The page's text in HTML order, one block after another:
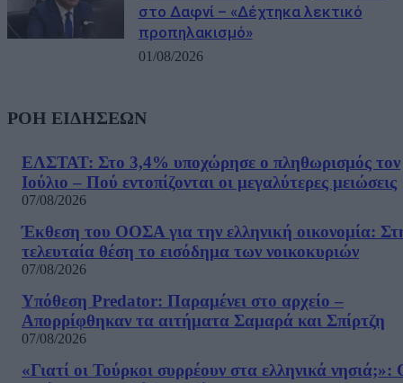
στο Δαφνί – «Δέχτηκα λεκτικό
προπηλακισμό»
01/08/2026
ΡΟΗ ΕΙΔΗΣΕΩΝ
ΕΛΣΤΑΤ: Στο 3,4% υποχώρησε ο πληθωρισμός τον
Ιούλιο – Πού εντοπίζονται οι μεγαλύτερες μειώσεις
07/08/2026
Έκθεση του ΟΟΣΑ για την ελληνική οικονομία:
τελευταία θέση το εισόδημα των νοικοκυριών
07/08/2026
Υπόθεση Predator: Παραμένει στο αρχείο –
Απορρίφθηκαν τα αιτήματα Σαμαρά και Σπίρτζη
07/08/2026
«Γιατί οι Τούρκοι συρρέουν στα ελληνικά νησιά;»: